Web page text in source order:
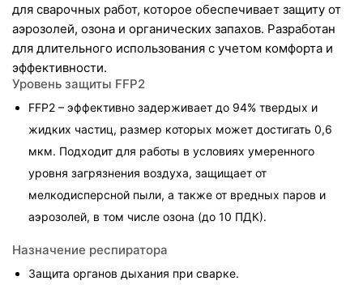
для сварочных работ, которое обеспечивает защиту от
аэрозолей, озона и органических запахов. Разработан
для длительного использования с учетом комфорта и
эффективности.
Уровень защиты FFP2
FFP2 – эффективно задерживает до 94% твердых и
жидких частиц, размер которых может достигать 0,6
мкм. Подходит для работы в условиях умеренного
уровня загрязнения воздуха, защищает от
мелкодисперсной пыли, а также от вредных паров и
аэрозолей, в том числе озона (до 10 ПДК).
Назначение респиратора
Защита органов дыхания при сварке.